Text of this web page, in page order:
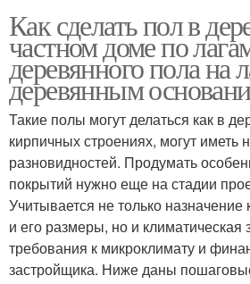
Как сделать пол в
частном доме по
деревянного пола на
деревянным
Такие полы могут делаться как в
кирпичных строениях, могут иметь
разновидностей. Продумать
покрытий нужно еще на стадии
Учитывается не только
и его размеры, но и климатическая
требования к микроклимату и
застройщика. Ниже даны